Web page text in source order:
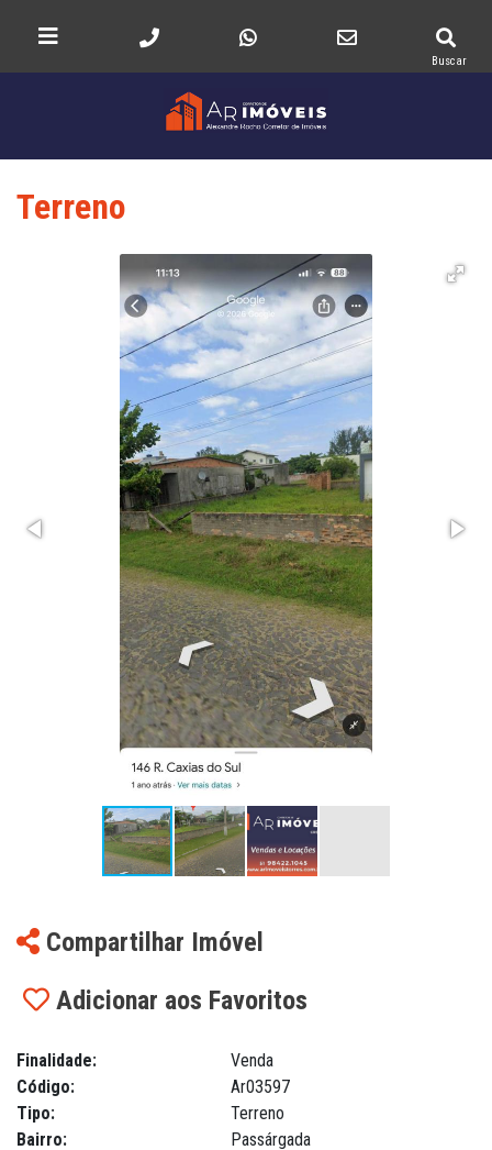
Buscar
Terreno
Compartilhar Imóvel
Adicionar aos Favoritos
Finalidade:
Código:
Tipo:
Bairro:
Venda
Ar03597
Terreno
Passárgada